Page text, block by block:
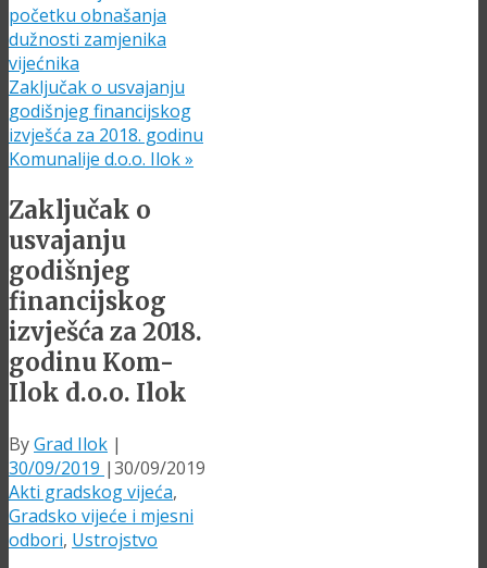
početku obnašanja
dužnosti zamjenika
vijećnika
Zaključak o usvajanju
godišnjeg financijskog
izvješća za 2018. godinu
Komunalije d.o.o. Ilok»
Zaključak o
usvajanju
godišnjeg
financijskog
izvješća za 2018.
godinu Kom-
Ilok d.o.o. Ilok
ByGrad Ilok |
30/09/2019 |30/09/2019
Akti gradskog vijeća,
Gradsko vijeće i mjesni
odbori, Ustrojstvo